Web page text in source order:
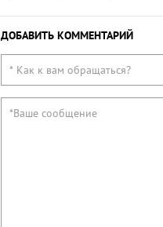
ДОБАВИТЬ КОММЕНТАРИЙ